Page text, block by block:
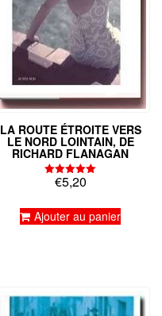
LA ROUTE ÉTROITE VERS
LE NORD LOINTAIN, DE
RICHARD FLANAGAN
Note
5.00
€5,20
Ajouter au panier